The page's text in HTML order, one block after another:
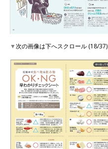
▼次の画像は下へスクロール (18/37)